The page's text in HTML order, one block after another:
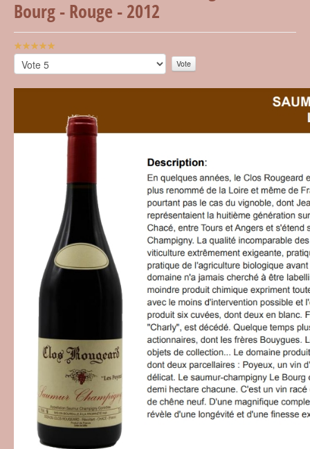
Bourg - Rouge - 2012
Vote
utilisateur:
Veuillez
voter